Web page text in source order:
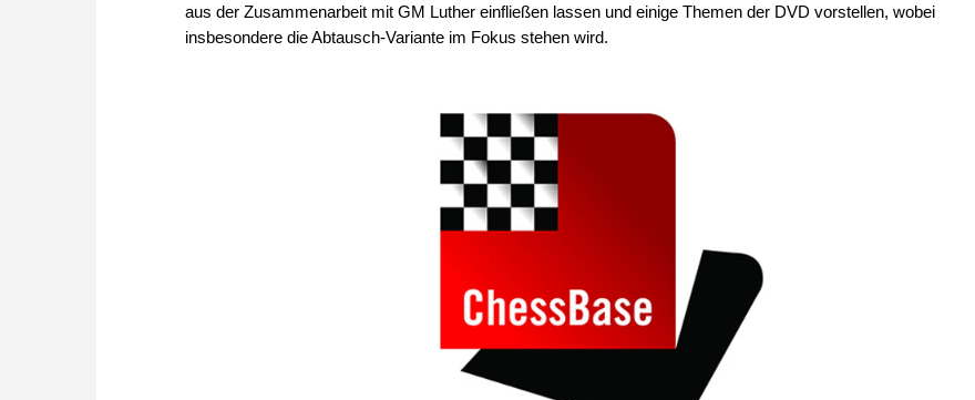
aus der Zusammenarbeit mit GM Luther einfließen lassen und einige Themen der DVD vorstellen, wobei
insbesondere die Abtausch-Variante im Fokus stehen wird.